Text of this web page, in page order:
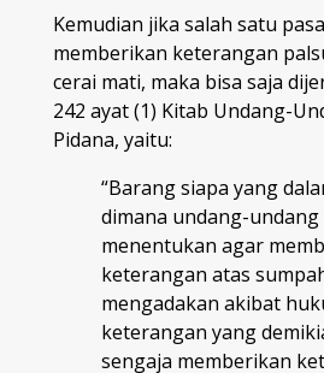
Kemudian jika salah satu
memberikan keterangan
cerai mati, maka bisa saja
242 ayat (1) Kitab Undang-
Pidana, yaitu:
“Barang siapa yang
dimana undang-undang
menentukan agar
keterangan atas
mengadakan akibat
keterangan yang
sengaja memberikan